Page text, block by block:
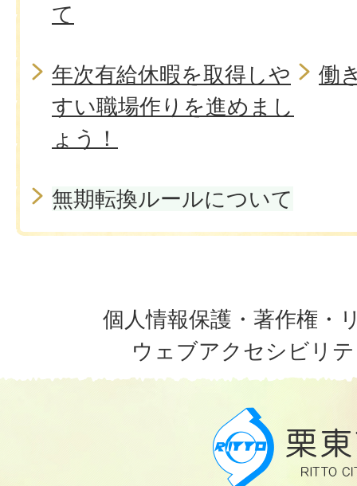
て
年次有給休暇を取得しや
すい職場作りを進めまし
ょう！
働
無期転換ルールについて
個人情報保護・著作権・
ウェブアクセシビリ